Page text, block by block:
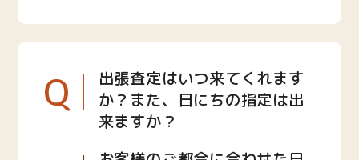
Q
出張査定はいつ来てくれます
か？また、日にちの指定は出
来ますか？